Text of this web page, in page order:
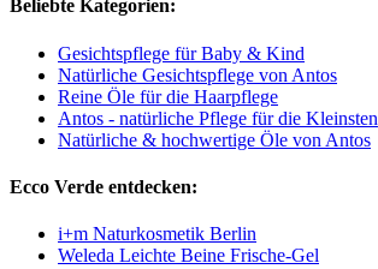
Beliebte Kategorien:
Gesichtspflege für Baby & Kind
Natürliche Gesichtspflege von Antos
Reine Öle für die Haarpflege
Antos - natürliche Pflege für die Kleinsten
Natürliche & hochwertige Öle von Antos
Ecco Verde entdecken:
i+m Naturkosmetik Berlin
Weleda Leichte Beine Frische-Gel